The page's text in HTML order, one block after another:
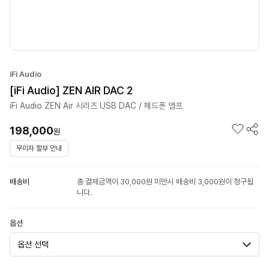
iFi Audio
[iFi Audio] ZEN AIR DAC 2
iFi Audio ZEN Air 시리즈 USB DAC / 헤드폰 앰프
198,000원
무이자 할부 안내
배송비
총 결제금액이 30,000원 미만시 배송비 3,000원이 청구됩
니다.
옵션